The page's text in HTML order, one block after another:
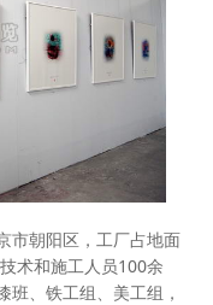
市朝阳区，工厂占地面
术和施工人员100余
班、铁工组、美工组，